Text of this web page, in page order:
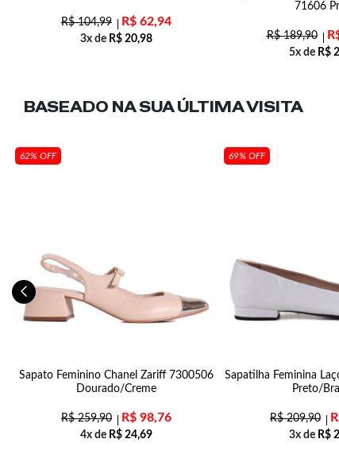
R$104,99 R$ 62,94
3x de R$ 20,98
71606
R$189,90
5x de R$
BASEADO NA SUAÚLTIMA VISITA
62% OFF
Sapato Feminino Chanel Zariff 7300506
Dourado/Creme
R$259,90 R$ 98,76
4x de R$ 24,69
69% OFF
Sapatilha Feminina
Preto/
R$209,90
3x de R$